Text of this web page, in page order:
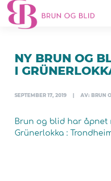
NY BRUN OG
I
SEPTEMBER 17, 2019 | AV: BRUN
Brun og blid har åpnet
Grünerlokka :